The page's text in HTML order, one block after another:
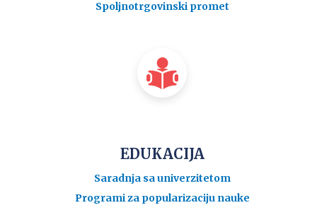
Spoljnotrgovinski promet
EDUKACIJA
Saradnja sa univerzitetom
Programi za popularizaciju nauke